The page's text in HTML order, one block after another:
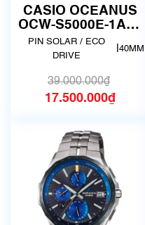
sử dụng nhưng rất đẹp,
không có xước)
CASIO OCEANUS
OCW-S5000E-1AJF
Radio Solar | Size
40mm
PIN SOLAR / ECO
DRIVE
40MM
39.000.000₫
17.500.000₫